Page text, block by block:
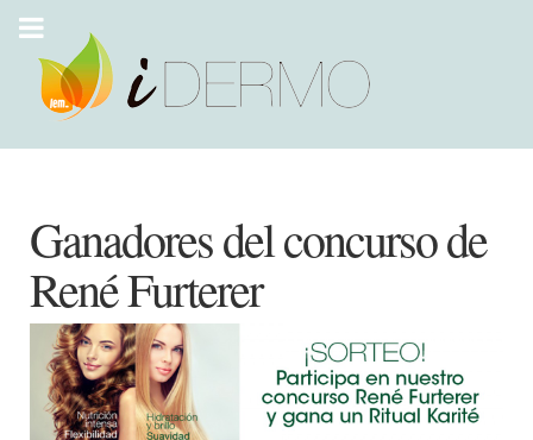
Ganadores del concurso de
René Furterer